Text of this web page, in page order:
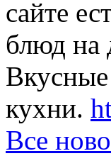
сайте
блюд на
кухни.
Все